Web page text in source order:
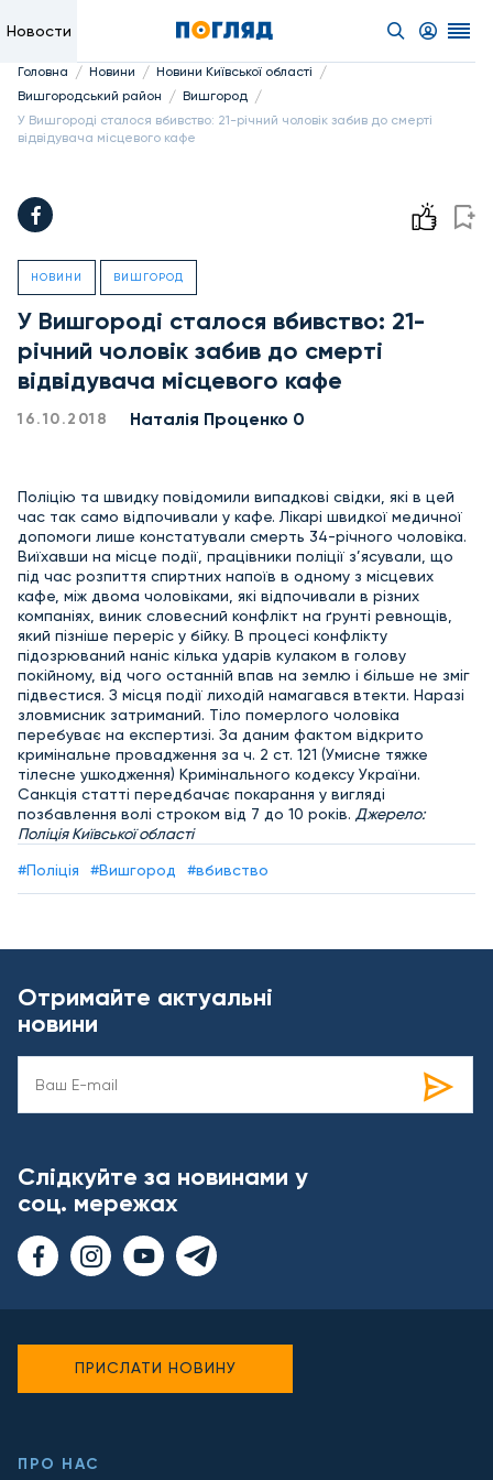
Новости
Головна / Новини / Новини Київської області /
Вишгородський район / Вишгород /
У Вишгороді сталося вбивство: 21-річний чоловік забив до смерті
відвідувача місцевого кафе
НОВИНИ ВИШГОРОД
У Вишгороді сталося вбивство: 21-
річний чоловік забив до смерті
відвідувача місцевого кафе
16.10.2018 Наталія Проценко 0
Поліцію та швидку повідомили випадкові свідки, які в цей
час так само відпочивали у кафе. Лікарі швидкої медичної
допомоги лише констатували смерть 34-річного чоловіка.
Виїхавши на місце події, працівники поліції з’ясували, що
під час розпиття спиртних напоїв в одному з місцевих
кафе, між двома чоловіками, які відпочивали в різних
компаніях, виник словесний конфлікт на ґрунті ревнощів,
який пізніше переріс у бійку. В процесі конфлікту
підозрюваний наніс кілька ударів кулаком в голову
покійному, від чого останній впав на землю і більше не зміг
підвестися. З місця події лиходій намагався втекти. Наразі
зловмисник затриманий. Тіло померлого чоловіка
перебуває на експертизі. За даним фактом відкрито
кримінальне провадження за ч. 2 ст. 121 (Умисне тяжке
тілесне ушкодження) Кримінального кодексу України.
Санкція статті передбачає покарання у вигляді
позбавлення волі строком від 7 до 10 років. Джерело:
Поліція Київської області
#Поліція #Вишгород #вбивство
Отримайте актуальні
новини
Слідкуйте за новинами у
соц. мережах
ПРО НАС
ПРИСЛАТИ НОВИНУ